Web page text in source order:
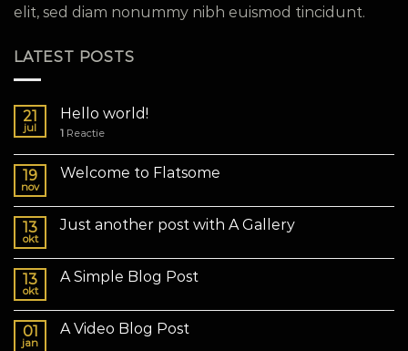
elit, sed diam nonummy nibh euismod tincidunt.
LATEST POSTS
21
jul
Hello world!
1 Reactie
19
nov
Welcome to Flatsome
13
okt
Just another post with A Gallery
13
okt
A Simple Blog Post
01
jan
A Video Blog Post